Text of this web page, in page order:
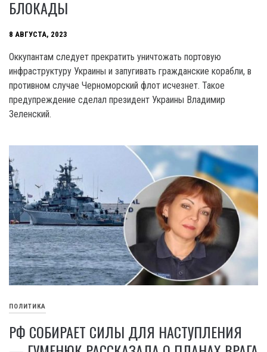
БЛОКАДЫ
8 АВГУСТА, 2023
Оккупантам следует прекратить уничтожать портовую
инфраструктуру Украины и запугивать гражданские корабли, в
противном случае Черноморский флот исчезнет. Такое
предупреждение сделал президент Украины Владимир
Зеленский.
ПОЛИТИКА
РФ СОБИРАЕТ СИЛЫ ДЛЯ НАСТУПЛЕНИЯ